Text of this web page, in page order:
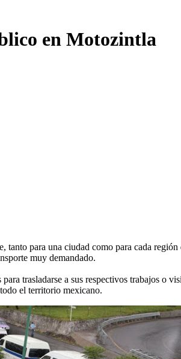
en Motozintla
tanto para una ciudad como para cada
muy demandado.
trasladarse a sus respectivos trabajos o
el territorio mexicano.